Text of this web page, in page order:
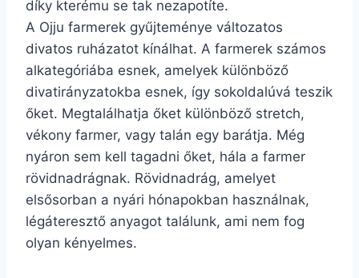
díky kterému se tak nezapotíte.
A Ojju farmerek gyűjteménye változatos
divatos ruházatot kínálhat. A farmerek számos
alkategóriába esnek, amelyek különböző
divatirányzatokba esnek, így sokoldalúvá teszik
őket. Megtalálhatja őket különböző stretch,
vékony farmer, vagy talán egy barátja. Még
nyáron sem kell tagadni őket, hála a farmer
rövidnadrágnak. Rövidnadrág, amelyet
elsősorban a nyári hónapokban használnak,
légáteresztő anyagot találunk, ami nem fog
olyan kényelmes.